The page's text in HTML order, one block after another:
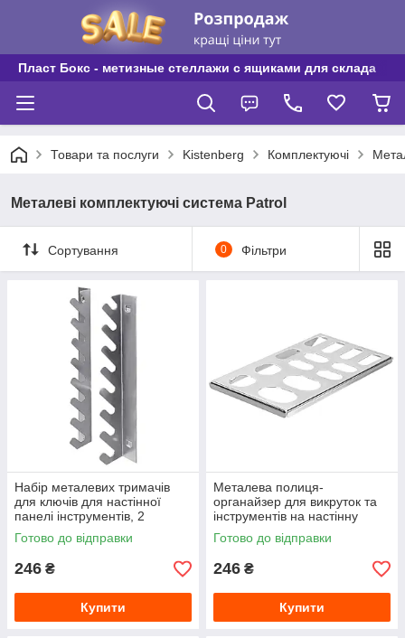
Пласт Бокс - метизные стеллажи с ящиками для склада
Товари та послуги Kistenberg Комплектуючі
Металеві комплектуючі система Patrol
Сортування 0 Фільтри
Набір металевих тримачів
для ключів для настінної
панелі інструментів, 2
елементи
AKCPLTWPZ9WK2PG001
Готово до відправки
246 ₴
Купити
Металева полиця-
органайзер для викруток та
інструментів на настінну
панель перфоровану,
AKCPLTWPZ8OS1PG001
Готово до відправки
246 ₴
Купити